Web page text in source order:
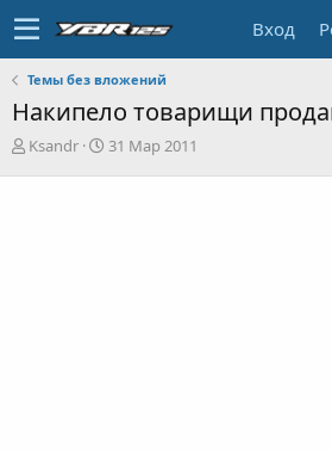
Вход
Темы без вложений
Накипело товарищи
А
Ksandr
Д
31 Мар 2011